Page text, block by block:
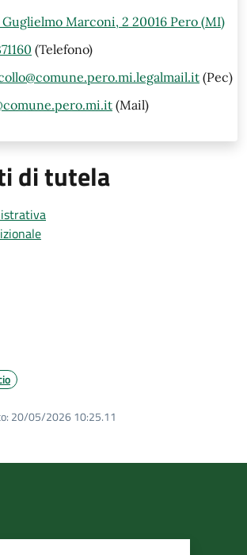
Guglielmo Marconi, 2 20016 Pero (MI)
(Telefono)
(Pec)
(Mail)
di tutela
20/05/2026 10:25.11